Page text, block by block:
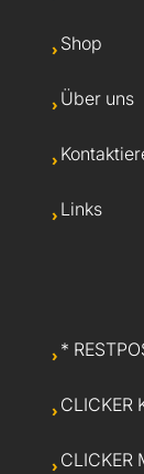
Shop
Über uns
Links
*
CLICKER
CLICKER